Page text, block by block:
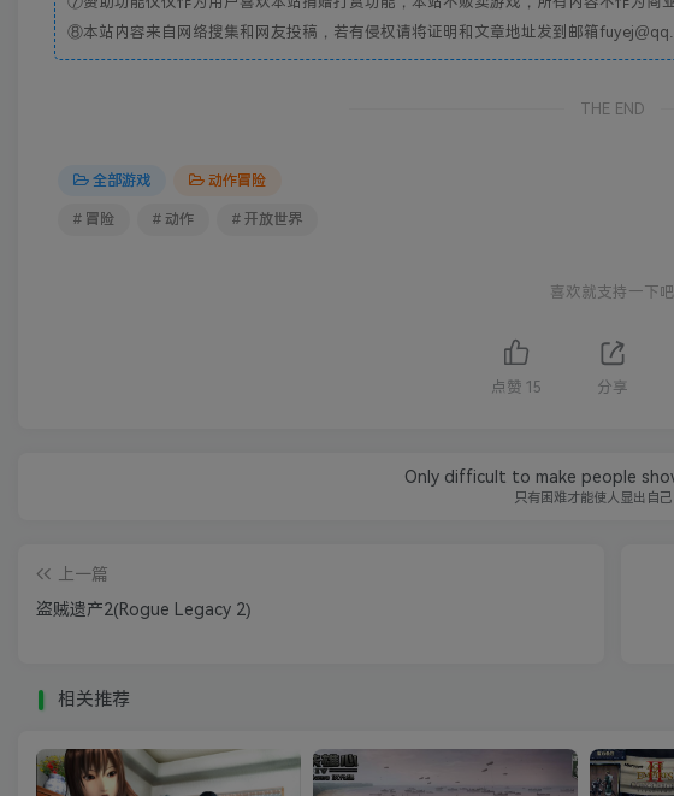
⑧本站内容来自网络搜集和网友投稿，若有侵权请将证明和文章地址发到邮箱
THE END
全部游戏 动作冒险
# 冒险 # 动作 # 开放世界
喜欢就支持一下吧
点赞 15 分享
Only difficult to make people
只有困难才能使人显出自
上一篇
盗贼遗产2(Rogue Legacy 2)
相关推荐